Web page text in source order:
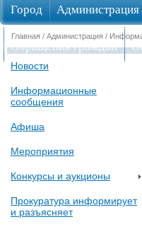
Город Администрация
Обращения граждан
Главная / Администрация /
Новости
Информационные
сообщения
Афиша
Мероприятия
Конкурсы и аукционы
Прокуратура информирует
и разъясняет